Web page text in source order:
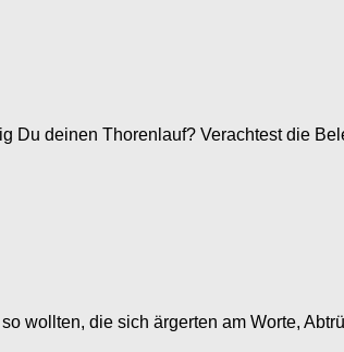
deinen Thorenlauf? Verachtest die
wollten, die sich ärgerten am Worte,